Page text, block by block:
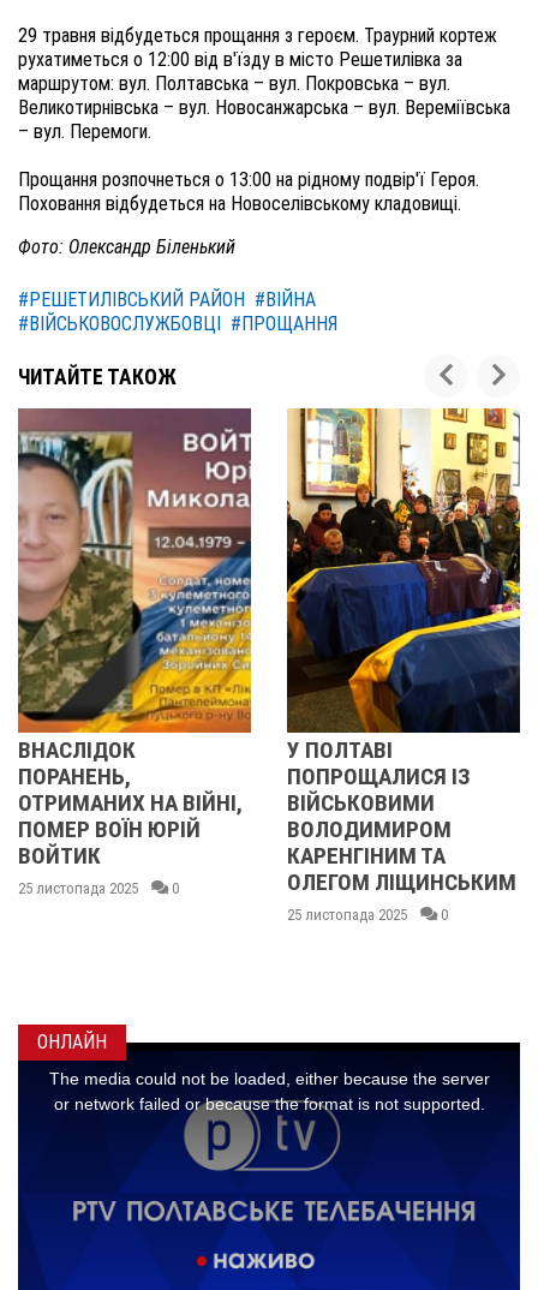
29 травня відбудеться прощання з героєм. Траурний кортеж
рухатиметься о 12:00 від в'їзду в місто Решетилівка за
маршрутом: вул. Полтавська – вул. Покровська – вул.
Великотирнівська – вул. Новосанжарська – вул. Вереміївська
– вул. Перемоги.
Прощання розпочнеться о 13:00 на рідному подвір'ї Героя.
Поховання відбудеться на Новоселівському кладовищі.
Фото: Олександр Біленький
#РЕШЕТИЛІВСЬКИЙ РАЙОН #ВІЙНА
#ВІЙСЬКОВОСЛУЖБОВЦІ #ПРОЩАННЯ
ЧИТАЙТЕ ТАКОЖ
ВІЙНІ,
0
ПОПРОЩАЛИСЯ ІЗ
ВІЙСЬКОВИМИ
ВОЛОДИМИРОМ
КАРЕНГІНИМ ТА
ОЛЕГОМ ЛІЩИНСЬКИМ
0
БІЙЦЯМИ
ІВАЩЕНКОМ,
ДМИТРОМ
ОНЛАЙН